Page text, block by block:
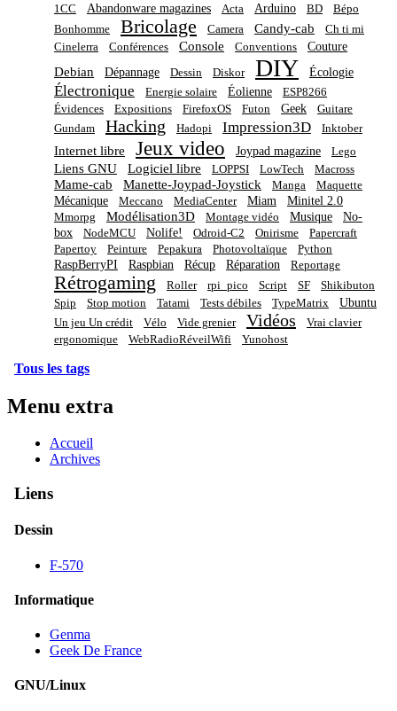
1CC Abandonware magazines Acta Arduino BD
Bépo
Bonhomme
Bricolage Camera Candy-cab
Ch ti mi
Cinelerra
Conférences Console Conventions Couture
Debian Dépannage Dessin Diskor DIY Écologie
Électronique Energie solaire Éolienne
ESP8266
Évidences
Expositions FirefoxOS Futon Geek
Guitare
Gundam
Hacking Hadopi Impression3D Inktober
Internet libre Jeux video Joypad magazine Lego
Liens GNU Logiciel libre LOPPSI LowTech Macross
Mame-cab Manette-Joypad-Joystick Manga Maquette
Mécanique Meccano MediaCenter Miam Minitel 2.0
Mmorpg Modélisation3D Montage vidéo Musique
No-
box
NodeMCU Nolife! Odroid-C2 Onirisme
Papercraft
Papertoy
Peinture Pepakura Photovoltaïque Python
RaspBerryPI Raspbian Récup Réparation Reportage
Rétrogaming Roller rpi_pico Script SF
Shikibuton
Spip
Stop motion Tatami Tests débiles TypeMatrix Ubuntu
Un jeu Un crédit Vélo Vide grenier Vidéos
Vrai clavier
ergonomique
WebRadioRéveilWifi Yunohost
Tous les tags
Menu extra
Accueil
Archives
Liens
Dessin
F-570
Informatique
Genma
Geek De France
GNU/Linux